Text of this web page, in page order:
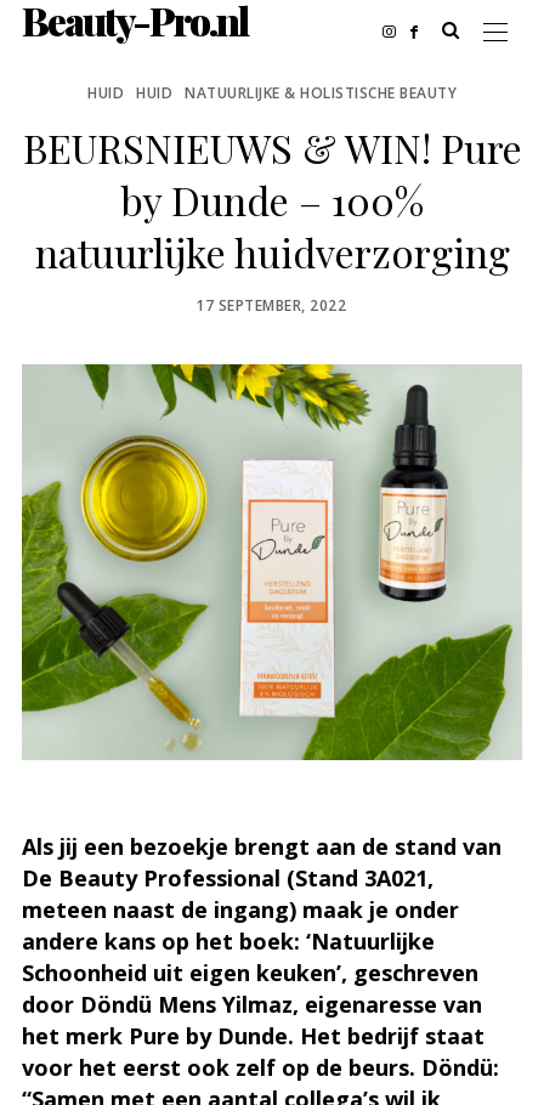
Beauty-Pro.nl
HUID HUID NATUURLIJKE & HOLISTISCHE BEAUTY
BEURSNIEUWS & WIN! Pure
by Dunde – 100%
natuurlijke huidverzorging
POSTED
17 SEPTEMBER, 2022
Als jij een bezoekje brengt aan de stand van
De Beauty Professional (Stand 3A021,
meteen naast de ingang) maak je onder
andere kans op het boek: ‘Natuurlijke
Schoonheid uit eigen keuken’, geschreven
door Döndü Mens Yilmaz, eigenaresse van
het merk Pure by Dunde. Het bedrijf staat
voor het eerst ook zelf op de beurs. Döndü:
“Samen met een aantal collega’s wil ik